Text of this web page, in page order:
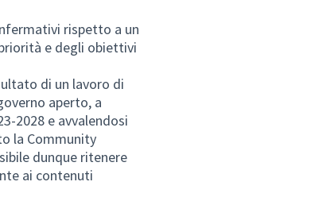
rispetto a un
e degli obiettivi
di un lavoro di
aperto, a
2028 e avvalendosi
la Community
dunque ritenere
ai contenuti